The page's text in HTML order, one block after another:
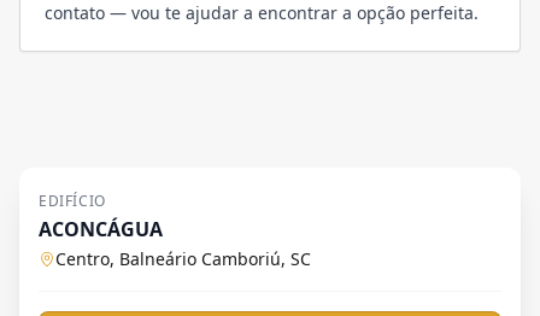
contato — vou te ajudar a encontrar a opção perfeita.
EDIFÍCIO
ACONCÁGUA
Centro, Balneário Camboriú, SC